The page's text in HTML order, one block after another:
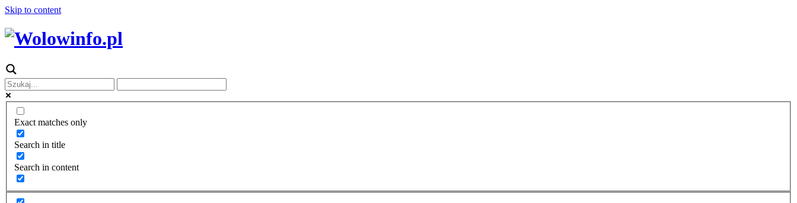
Skip to content
Exact matches only
Search in title
Search in content